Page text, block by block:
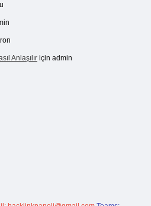
Anlaşılır için admin